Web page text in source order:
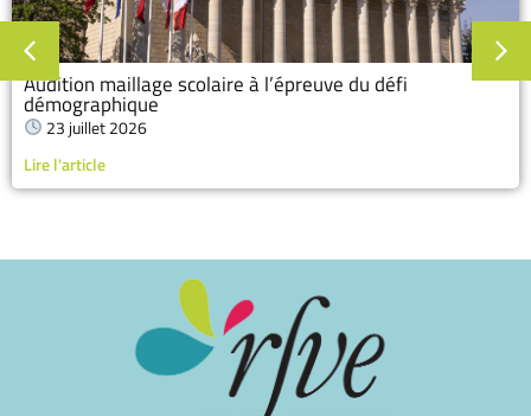
Audition maillage scolaire à l’épreuve du défi
démographique
23 juillet 2026
Lire l'article